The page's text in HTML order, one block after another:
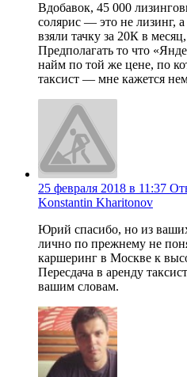
Вдобавок, 45 000
солярис — это не лизинг,
взяли тачку за 20К в
Предполагать то что
найм по той же цене, по
таксист — мне кажется
25 февраля 2018 в 11:37
Konstantin Kharitonov
Юрий спасибо, но из
лично по прежнему не
каршеринг в Москве к
Пересдача в аренду
вашим словам.